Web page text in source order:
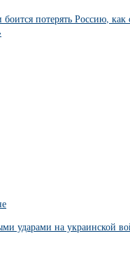
потерять Россию, как
ударами на украинской